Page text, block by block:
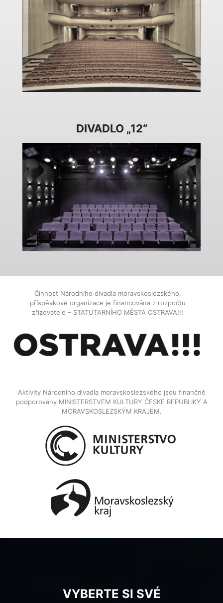
DIVADLO „12“
Činnost Národního divadla moravskoslezského,
příspěvkové organizace je financována z rozpočtu
zřizovatele – STATUTARNÍHO MĚSTA OSTRAVA!!!
Aktivity Národního divadla moravskoslezského jsou finančně
podporovány MINISTERSTVEM KULTURY ČESKÉ REPUBLIKY A
MORAVSKOSLEZSKÝM KRAJEM.
VYBERTE SI SVÉ